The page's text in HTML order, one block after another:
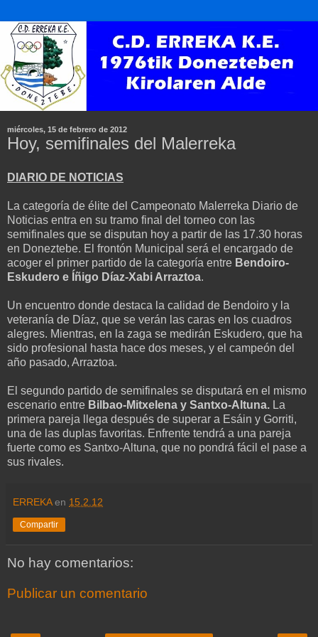
miércoles, 15 de febrero de 2012
Hoy, semifinales del Malerreka
DIARIO DE NOTICIAS
La categoría de élite del Campeonato Malerreka Diario de
Noticias entra en su tramo final del torneo con las
semifinales que se disputan hoy a partir de las 17.30 horas
en Doneztebe. El frontón Municipal será el encargado de
acoger el primer partido de la categoría entre Bendoiro-
Eskudero e Íñigo Díaz-Xabi Arraztoa.
Un encuentro donde destaca la calidad de Bendoiro y la
veteranía de Díaz, que se verán las caras en los cuadros
alegres. Mientras, en la zaga se medirán Eskudero, que ha
sido profesional hasta hace dos meses, y el campeón del
año pasado, Arraztoa.
El segundo partido de semifinales se disputará en el mismo
escenario entre Bilbao-Mitxelena y Santxo-Altuna. La
primera pareja llega después de superar a Esáin y Gorriti,
una de las duplas favoritas. Enfrente tendrá a una pareja
fuerte como es Santxo-Altuna, que no pondrá fácil el pase a
sus rivales.
ERREKA en 15.2.12
Compartir
No hay comentarios:
Publicar un comentario